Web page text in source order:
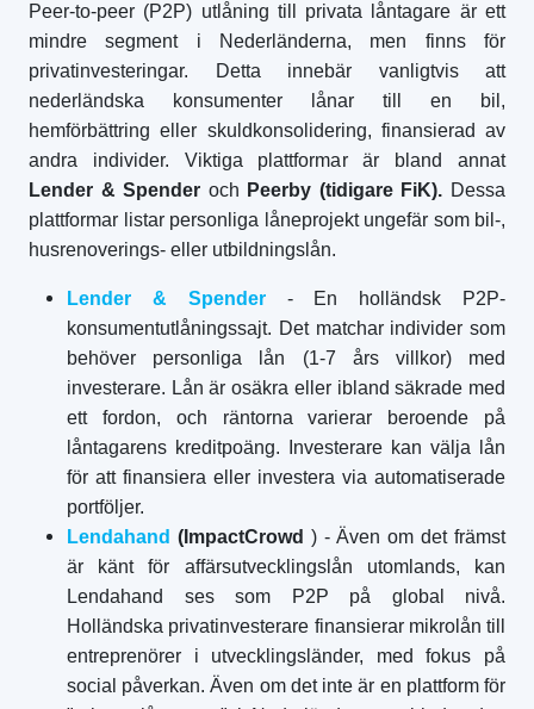
Peer-to-peer (P2P) utlåning till privata låntagare är ett
mindre segment i Nederländerna, men finns för
privatinvesteringar. Detta innebär vanligtvis att
nederländska konsumenter lånar till en bil,
hemförbättring eller skuldkonsolidering, finansierad av
andra individer. Viktiga plattformar är bland annat
Lender & Spender och Peerby (tidigare FiK). Dessa
plattformar listar personliga låneprojekt ungefär som bil-,
husrenoverings- eller utbildningslån.
Lender & Spender- En holländsk P2P-
konsumentutlåningssajt. Det matchar individer som
behöver personliga lån (1-7 års villkor) med
investerare. Lån är osäkra eller ibland säkrade med
ett fordon, och räntorna varierar beroende på
låntagarens kreditpoäng. Investerare kan välja lån
för att finansiera eller investera via automatiserade
portföljer.
Lendahand (ImpactCrowd ) - Även om det främst
är känt för affärsutvecklingslån utomlands, kan
Lendahand ses som P2P på global nivå.
Holländska privatinvesterare finansierar mikrolån till
entreprenörer i utvecklingsländer, med fokus på
social påverkan. Även om det inte är en plattform för